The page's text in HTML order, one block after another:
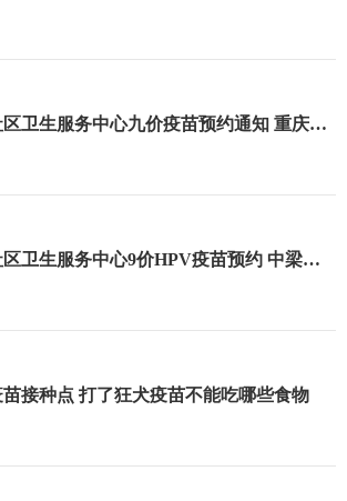
重庆垫江县桂阳社区卫生服务中心九价疫苗预约通知 重庆垫江县桂阳社区卫生服务中心九价疫苗预约指南
重庆中梁山街道社区卫生服务中心9价HPV疫苗预约 中梁山街道社区卫生服务中心9价预约时间
接种点 打了狂犬疫苗不能吃哪些食物